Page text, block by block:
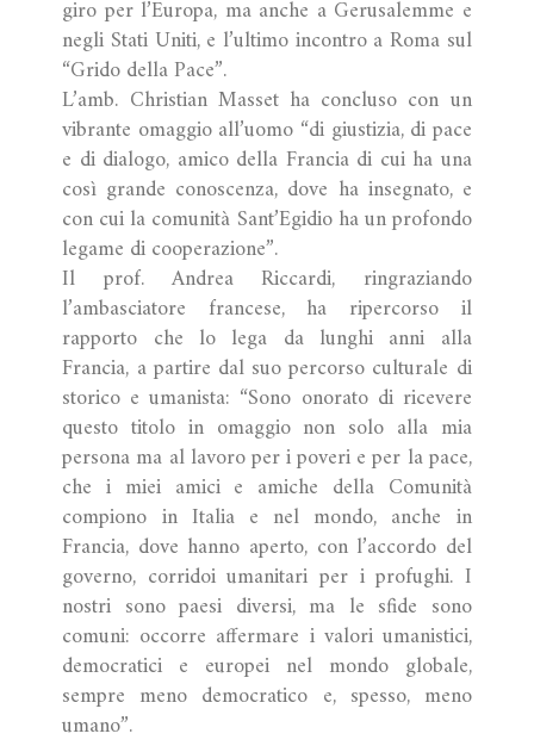
giro per l’Europa, ma anche a Gerusalemme e
negli Stati Uniti, e l’ultimo incontro a Roma sul
“Grido della Pace”.
L’amb. Christian Masset ha concluso con un
vibrante omaggio all’uomo “di giustizia, di pace
e di dialogo, amico della Francia di cui ha una
così grande conoscenza, dove ha insegnato, e
con cui la comunità Sant’Egidio ha un profondo
legame di cooperazione”.
Il prof. Andrea Riccardi, ringraziando
l’ambasciatore francese, ha ripercorso il
rapporto che lo lega da lunghi anni alla
Francia, a partire dal suo percorso culturale di
storico e umanista: “Sono onorato di ricevere
questo titolo in omaggio non solo alla mia
persona ma al lavoro per i poveri e per la pace,
che i miei amici e amiche della Comunità
compiono in Italia e nel mondo, anche in
Francia, dove hanno aperto, con l’accordo del
governo, corridoi umanitari per i profughi. I
nostri sono paesi diversi, ma le sfide sono
comuni: occorre affermare i valori umanistici,
democratici e europei nel mondo globale,
sempre meno democratico e, spesso, meno
umano”.